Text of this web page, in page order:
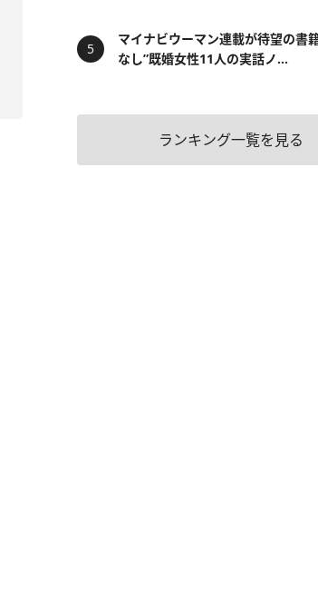
マイナビウーマン連載が待望の
なし”既婚女性11人の実話ノ...
ランキング一覧を見る